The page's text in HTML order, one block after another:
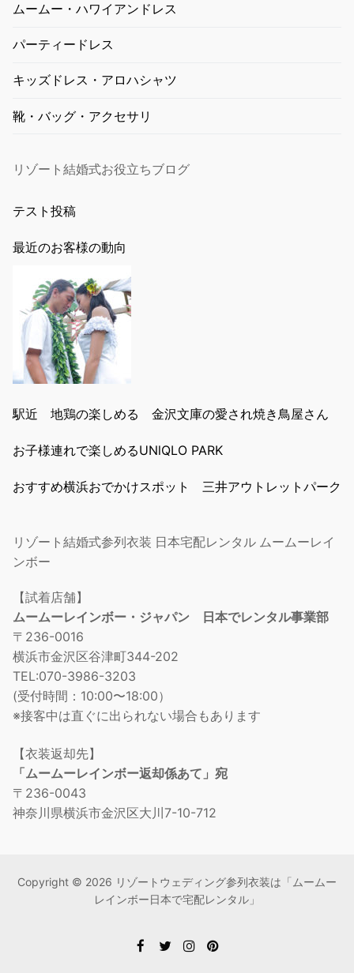
ムームー・ハワイアンドレス
パーティードレス
キッズドレス・アロハシャツ
靴・バッグ・アクセサリ
リゾート結婚式お役立ちブログ
テスト投稿
最近のお客様の動向
駅近 地鶏の楽しめる 金沢文庫の愛され焼き鳥屋さん
お子様連れで楽しめるUNlQLO PARK
おすすめ横浜おでかけスポット 三井アウトレットパーク
リゾート結婚式参列衣装 日本宅配レンタル ムームーレイ
ンボー
【試着店舗】
ムームーレインボー・ジャパン 日本でレンタル事業部
〒236-0016
横浜市金沢区谷津町344-202
TEL:070-3986-3203
(受付時間：10:00〜18:00）
※接客中は直ぐに出られない場合もあります
【衣装返却先】
「ムームーレインボー返却係あて」宛
〒236-0043
神奈川県横浜市金沢区大川7-10-712
Copyright © 2026 リゾートウェディング参列衣装は「ムームー
レインボー日本で宅配レンタル」